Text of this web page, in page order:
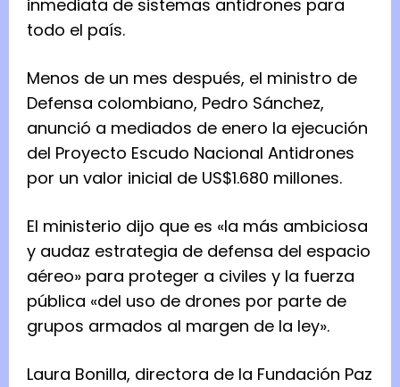
inmediata de sistemas antidrones para
todo el país.
Menos de un mes después, el ministro de
Defensa colombiano, Pedro Sánchez,
anunció a mediados de enero la ejecución
del Proyecto Escudo Nacional Antidrones
por un valor inicial de US$1.680 millones.
El ministerio dijo que es «la más ambiciosa
y audaz estrategia de defensa del espacio
aéreo» para proteger a civiles y la fuerza
pública «del uso de drones por parte de
grupos armados al margen de la ley».
Laura Bonilla, directora de la Fundación Paz